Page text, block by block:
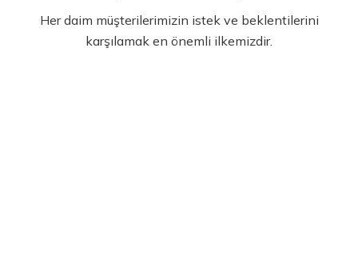
Her daim müşterilerimizin istek ve beklentilerini
karşılamak en önemli ilkemizdir.